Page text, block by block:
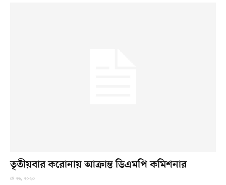
তৃতীয়বার করোনায় আক্রান্ত ডিএমপি কমিশনার
মে ২৬, ২০২৩